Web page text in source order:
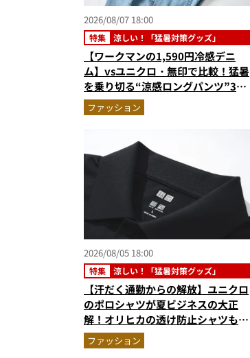
2026/08/07 18:00
特集 涼しい！「猛暑対策グッズ」
【ワークマンの1,590円冷感デニ
ム】vsユニクロ・無印で比較！猛暑
を乗り切る“涼感ロングパンツ”3選
を徹底解剖。接触冷感から綿100%
まで決定版
ファッション
2026/08/05 18:00
特集 涼しい！「猛暑対策グッズ」
【汗だく通勤からの解放】ユニクロ
のポロシャツが夏ビジネスの大正
解！オリヒカの透け防止シャツも優
秀。酷暑も涼しい顔で働ける超快適
ウエアの実力
ファッション